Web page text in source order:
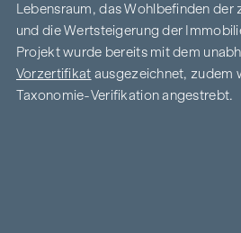
Lebensraum, das Wohlbefinden
und die Wertsteigerung der
Projekt wurde bereits mit dem
Vorzertifikat ausgezeichnet, zudem
Taxonomie-Verifikation angestrebt.